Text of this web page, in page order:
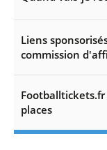
Liens
commission
places